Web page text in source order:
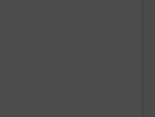
den Ausbau